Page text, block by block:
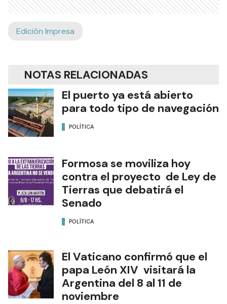
Edición Impresa
NOTAS RELACIONADAS
El puerto ya está abierto
para todo tipo de navegación
POLÍTICA
Formosa se moviliza hoy
contra el proyecto de Ley de
Tierras que debatirá el
Senado
POLÍTICA
El Vaticano confirmó que el
papa León XIV visitará la
Argentina del 8 al 11 de
noviembre